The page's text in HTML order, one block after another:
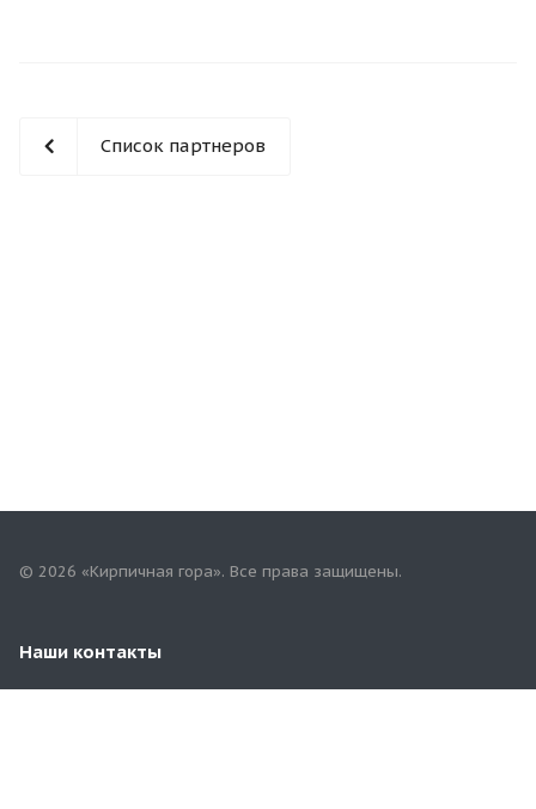
Список партнеров
© 2026 «Кирпичная гора». Все права защищены.
Наши контакты
8-987-419-76-92